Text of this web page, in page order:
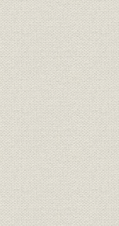
第7節 資産
第5章 21世紀
第1節 グロ
第2節 お客
第3節 企業
第4節 保険
第5節 大競